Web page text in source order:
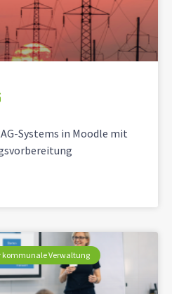
Systems in Moodle mit
kommunale Verwaltung